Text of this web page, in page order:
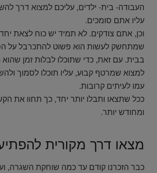
העבודה- בית- ילדים, עליכם למצוא דרך
עליו אתם סומכים.
וכן, אתם צודקים. לא תמיד יש כוח לצאת
שמתחשק לעשות הוא פשוט להתכרבל על
בבית. עם זאת, כדי שתוכלו לבלות זמן
למצוא שמרטף קבוע, עליו תוכלו לסמוך
עמו לעיתים קרובות.
ככל שתצאו ותבלו יותר יחד, כך תחוו את
ומחודש יותר.
מצאו דרך מקורית
כבר הזכרנו קודם עד כמה שוחקת השגרה,